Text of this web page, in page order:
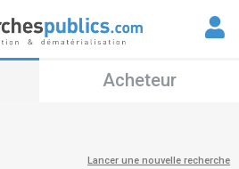
Acheteur
Lancer une nouvelle recherche